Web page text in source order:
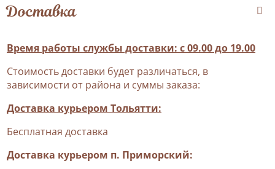
Доставка
Время работы службы доставки: с 09.00 до 19.00
Стоимость доставки будет различаться, в
зависимости от района и суммы заказа:
Доставка курьером Тольятти:
Бесплатная доставка
Доставка курьером п. Приморский: